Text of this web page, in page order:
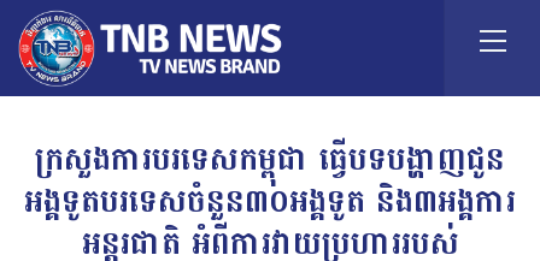
ក្រសួងការបរទេសកម្ពុជា ធ្វើបទបង្ហាញជូន
អង្គទូតបរទេសចំនួន៣០អង្គទូត និង៣អង្គការ
អន្តរជាតិ អំពីការវាយប្រហាររបស់